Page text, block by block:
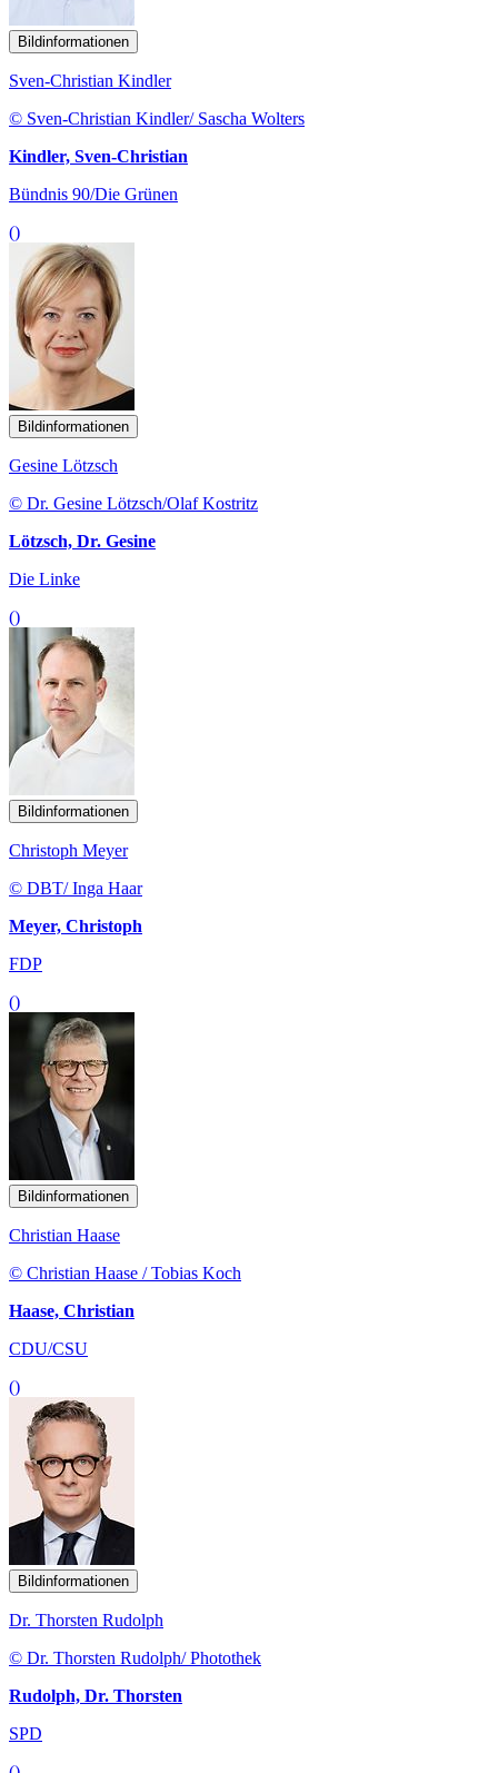
Bildinformationen
Sven-Christian Kindler
© Sven-Christian Kindler/ Sascha Wolters
Kindler, Sven-Christian
Bündnis 90/Die Grünen
()
Bildinformationen
Gesine Lötzsch
© Dr. Gesine Lötzsch/Olaf Kostritz
Lötzsch, Dr. Gesine
Die Linke
()
Bildinformationen
Christoph Meyer
© DBT/ Inga Haar
Meyer, Christoph
FDP
()
Bildinformationen
Christian Haase
© Christian Haase / Tobias Koch
Haase, Christian
CDU/CSU
()
Bildinformationen
Dr. Thorsten Rudolph
© Dr. Thorsten Rudolph/ Photothek
Rudolph, Dr. Thorsten
SPD